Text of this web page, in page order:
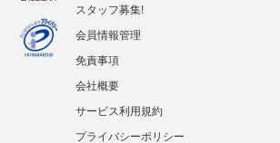
スタッフ募集!
会員情報管理
免責事項
会社概要
サービス利用規約
プライバシーポリシー